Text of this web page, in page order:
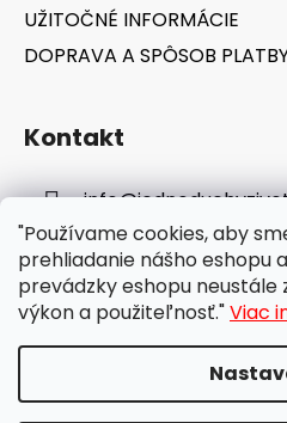
"Používame cookies, aby
prehliadanie nášho eshopu
prevádzky eshopu neustále
výkon a použiteľnosť."Viac
UŽITOČNÉ INFORMÁCIE
DOPRAVA A SPÔSOB
Kontakt
info@
E-shop: 0948 647 767